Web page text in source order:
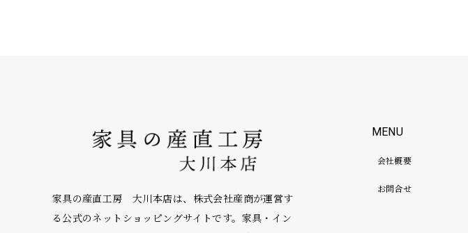
家具の産直工房 大川本店は、株式会社産商が運営す
る公式のネットショッピングサイトです。家具・イン
MENU
会社概要
お問合せ